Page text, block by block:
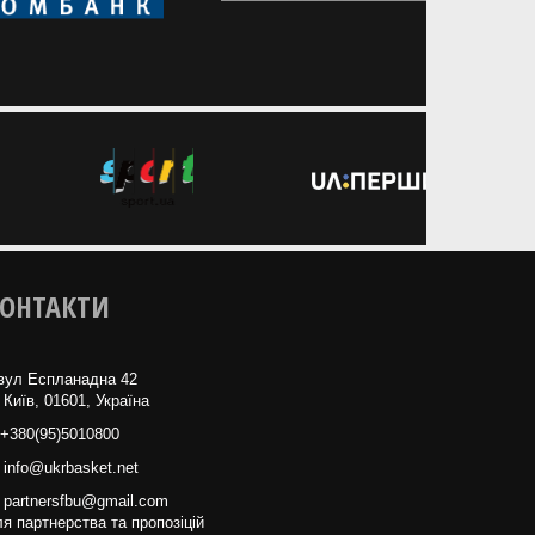
Еспланадна 42
01601, Україна
+380(95)5010800
info@ukrbasket.net
partnersfbu@gmail.com
партнерства та пропозіцій